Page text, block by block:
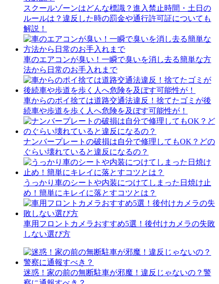
スクールゾーンはどんな標識？進入禁止時間・土日の
ルールは？違反した時の罰金や通行許可証についても
解説！
車のエアコンが臭い！一瞬で臭いを消し去る簡単な方
法から日常のお手入れまで
車からのポイ捨ては道路交通法違反！捨てたゴミが後
続車や歩道を歩く人へ危険を及ぼす可能性が！
ナンバープレートの破損は自分で修理してもOK？どの
ぐらい壊れていると違反になるの？
うっかり車のシートや内装につけてしまった日焼け止
め！簡単にキレイに落とすコツとは？
車用フロントカメラおすすめ5選！後付けカメラの失敗
しない選び方
迷惑！家の前の無断駐車が邪魔！違反じゃないの？警